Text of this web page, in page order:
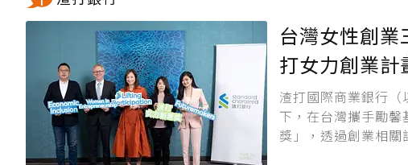
台灣女性創業
打女力創業計
渣打國際商業銀行（
下，在台灣攜手勵
獎」，透過創業相關